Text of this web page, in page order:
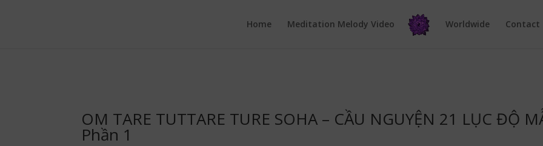
Home
Meditation Melody Video Worldwide Contact
OM TARE TUTTARE TURE SOHA – CẦU NGUYỆN 21 LỤC ĐỘ
Phần 1